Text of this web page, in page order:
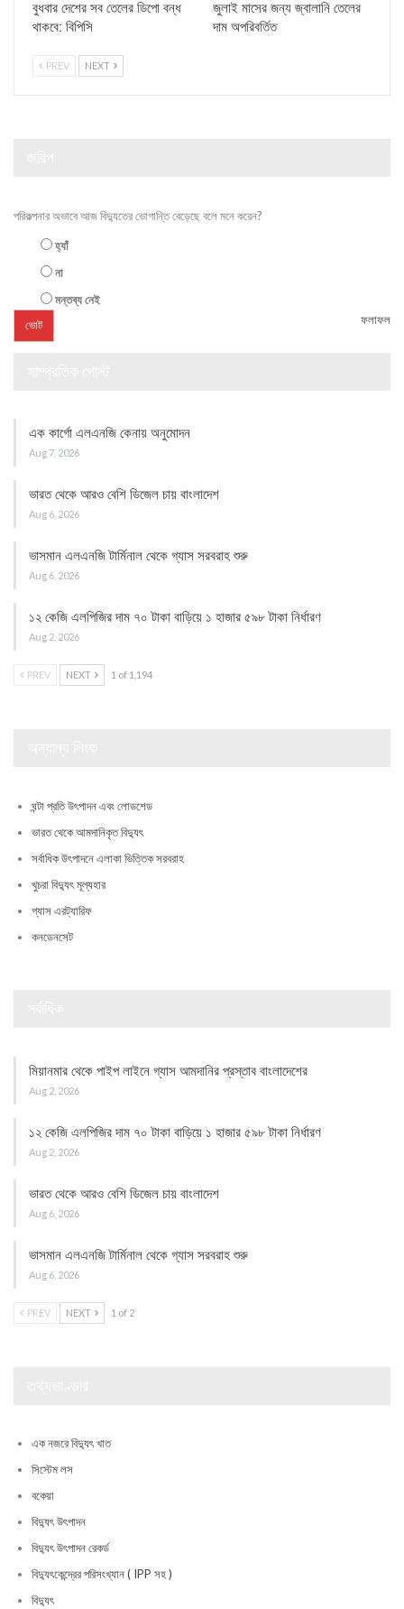
বুধবার দেশের সব তেলের ডিপো বন্ধ
থাকবে: বিপিসি
জুলাই মাসের জন্য জ্বালানি তেলের
দাম অপরিবর্তিত
PREV NEXT
পরিকল্পনার অভাবে আজ বিদ্যুতের ভোগান্তি বেড়েছে বলে মনে করেন?
হ্যাঁ
না
মন্তব্য নেই
ফলাফল
এক কার্গো এলএনজি কেনায় অনুমোদন
Aug 7, 2026
ভারত থেকে আরও বেশি ডিজেল চায় বাংলাদেশ
Aug 6, 2026
ভাসমান এলএনজি টার্মিনাল থেকে গ্যাস সরবরাহ শুরু
Aug 6, 2026
১২ কেজি এলপিজির দাম ৭০ টাকা বাড়িয়ে ১ হাজার ৫৯৮ টাকা নির্ধারণ
Aug 2, 2026
PREV NEXT 1 of 1,194
ঘন্টা প্রতি উৎপাদন এবং লোডশেড
ভারত থেকে আমদানিকৃত বিদ্যুৎ
সর্বাধিক উৎপাদনে এলাকা ভিত্তিক সরবরাহ
খুচরা বিদ্যুৎ মূল্যহার
গ্যাস এরট্যারিফ
কনডেনসেট
মিয়ানমার থেকে পাইপ লাইনে গ্যাস আমদানির প্রস্তাব বাংলাদেশের
Aug 2, 2026
১২ কেজি এলপিজির দাম ৭০ টাকা বাড়িয়ে ১ হাজার ৫৯৮ টাকা নির্ধারণ
Aug 2, 2026
ভারত থেকে আরও বেশি ডিজেল চায় বাংলাদেশ
Aug 6, 2026
ভাসমান এলএনজি টার্মিনাল থেকে গ্যাস সরবরাহ শুরু
Aug 6, 2026
PREV NEXT 1 of 2
এক নজরে বিদ্যুৎ খাত
সিস্টেম লস
বকেয়া
বিদ্যুৎ উৎপাদন
বিদ্যুৎ উৎপাদন রেকর্ড
বিদ্যুৎকেন্দ্রের পরিসংখ্যান ( IPP সহ )
বিদ্যুৎ